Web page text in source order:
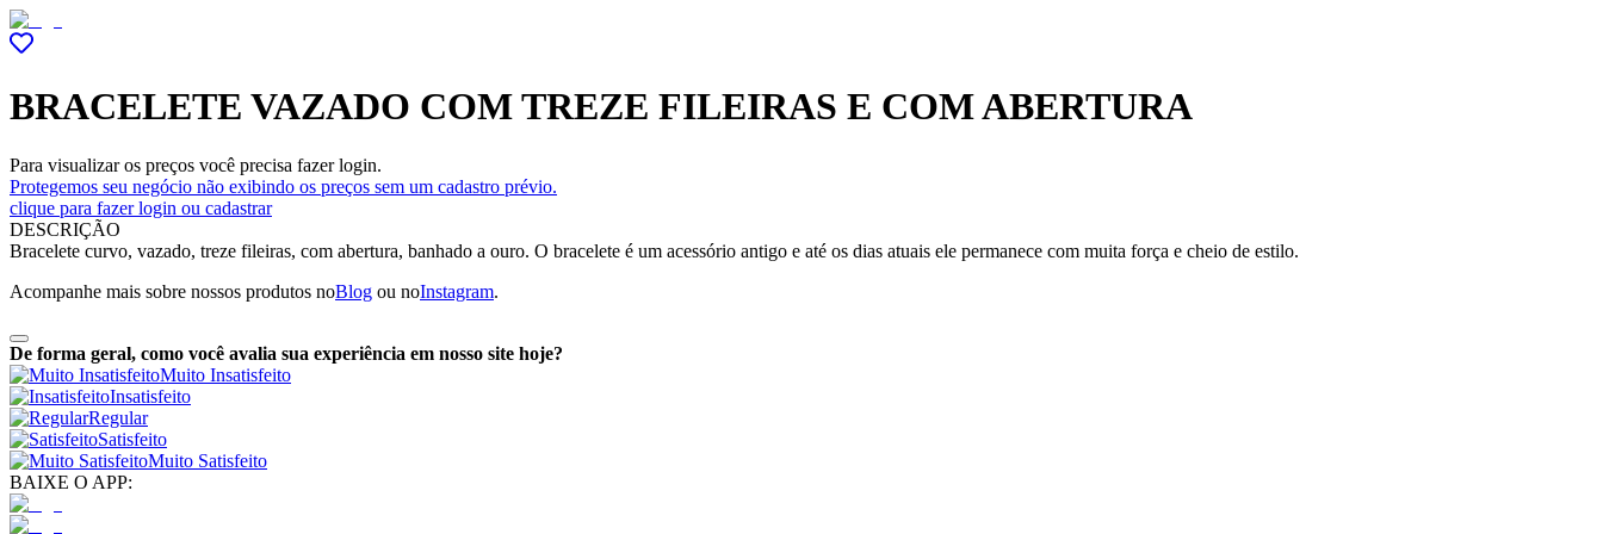
BRACELETE VAZADO COM TREZE FILEIRAS E COM ABERTURA
Para visualizar os preços você precisa fazer login.
Protegemos seu negócio não exibindo os preços sem um cadastro prévio.
clique para fazer login ou cadastrar
DESCRIÇÃO
Bracelete curvo, vazado, treze fileiras, com abertura, banhado a ouro. O bracelete é um acessório antigo e até os dias atuais ele permanece com muita força e cheio de estilo.
Acompanhe mais sobre nossos produtos noBlog ou noInstagram.
De forma geral, como você avalia sua experiência em nosso site hoje?
Muito Insatisfeito
Insatisfeito
Regular
Satisfeito
Muito Satisfeito
BAIXE O APP: